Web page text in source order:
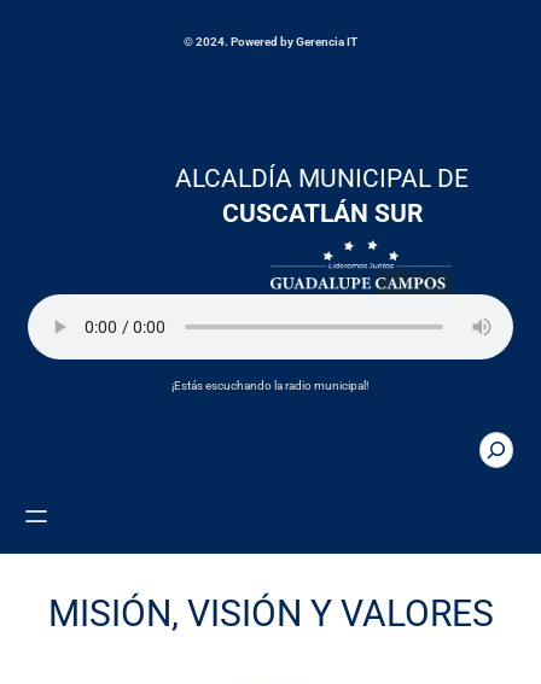
© 2024. Powered by Gerencia IT
ALCALDÍA MUNICIPAL DE
CUSCATLÁN SUR
¡Estás escuchando la radio municipal!
MISIÓN, VISIÓN Y VALORES